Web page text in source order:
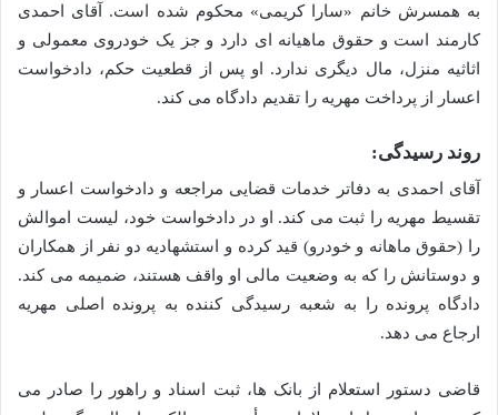
به همسرش خانم «سارا کریمی» محکوم شده است. آقای احمدی
کارمند است و حقوق ماهیانه ای دارد و جز یک خودروی معمولی و
اثاثیه منزل، مال دیگری ندارد. او پس از قطعیت حکم، دادخواست
اعسار از پرداخت مهریه را تقدیم دادگاه می کند.
روند رسیدگی:
آقای احمدی به دفاتر خدمات قضایی مراجعه و دادخواست اعسار و
تقسیط مهریه را ثبت می کند. او در دادخواست خود، لیست اموالش
را (حقوق ماهانه و خودرو) قید کرده و استشهادیه دو نفر از همکاران
و دوستانش را که به وضعیت مالی او واقف هستند، ضمیمه می کند.
دادگاه پرونده را به شعبه رسیدگی کننده به پرونده اصلی مهریه
ارجاع می دهد.
قاضی دستور استعلام از بانک ها، ثبت اسناد و راهور را صادر می